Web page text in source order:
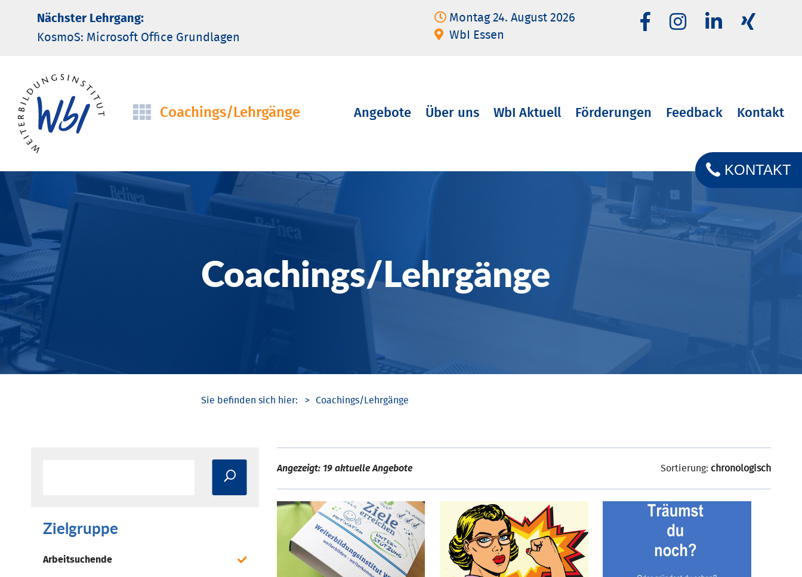
Nächster Lehrgang:
KosmoS: Microsoft Office Grund­lagen
Montag 24. August 2026
WbI Essen
Navigation
Coachings/­Lehrgänge
Navigation
Angebote Über uns WbI Aktuell Förderungen Feedback Kontakt
Coachings/­Lehrgänge
KONTAKT
Coachings/­Lehrgänge
Zielgruppe
Arbeitsuchende
Angezeigt: 19 aktuelle Angebote Sortierung: chronologisch